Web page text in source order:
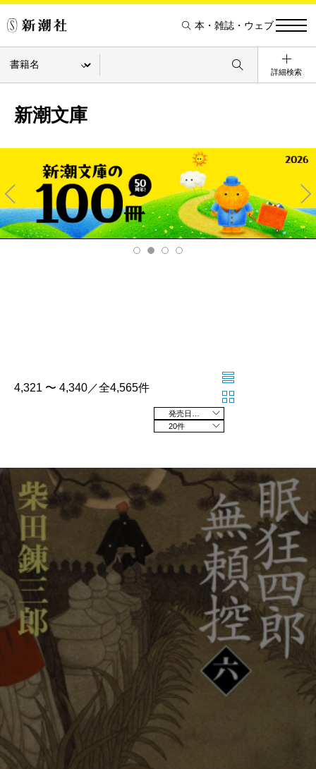
本・雑誌・ウェブ
詳細検索
新潮文庫
Pre
v
Ne
xt
4,321 〜 4,340／全4,565件
20件